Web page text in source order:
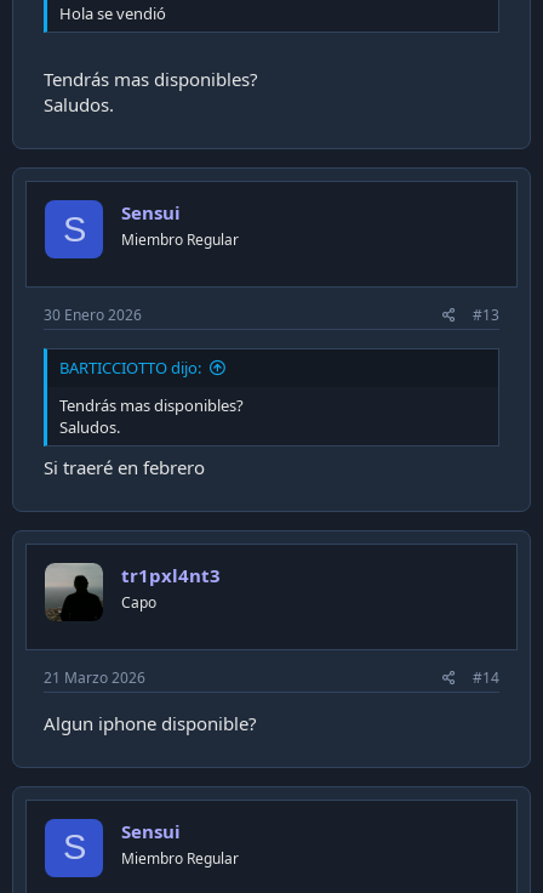
Hola se vendió
Tendrás mas disponibles?
Saludos.
S Sensui
Miembro Regular
30 Enero 2026 #13
BARTICCIOTTO dijo:
Tendrás mas disponibles?
Saludos.
Si traeré en febrero
tr1pxl4nt3
Capo
21 Marzo 2026 #14
Algun iphone disponible?
S Sensui
Miembro Regular